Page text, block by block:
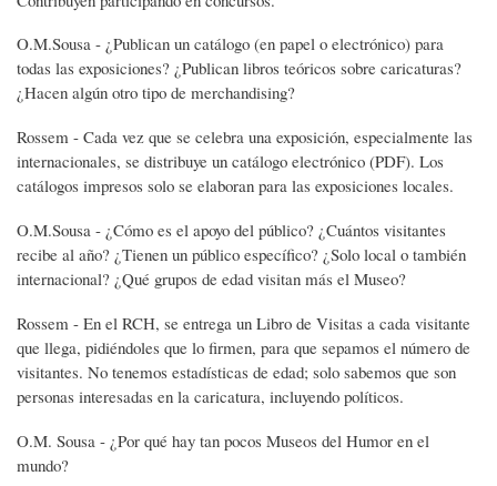
O.M.Sousa - ¿Publican un catálogo (en papel o electrónico) para
todas las exposiciones? ¿Publican libros teóricos sobre caricaturas?
¿Hacen algún otro tipo de merchandising?
Rossem - Cada vez que se celebra una exposición, especialmente las
internacionales, se distribuye un catálogo electrónico (PDF). Los
catálogos impresos solo se elaboran para las exposiciones locales.
O.M.Sousa - ¿Cómo es el apoyo del público? ¿Cuántos visitantes
recibe al año? ¿Tienen un público específico? ¿Solo local o también
internacional? ¿Qué grupos de edad visitan más el Museo?
Rossem - En el RCH, se entrega un Libro de Visitas a cada visitante
que llega, pidiéndoles que lo firmen, para que sepamos el número de
visitantes. No tenemos estadísticas de edad; solo sabemos que son
personas interesadas en la caricatura, incluyendo políticos.
O.M. Sousa - ¿Por qué hay tan pocos Museos del Humor en el
mundo?